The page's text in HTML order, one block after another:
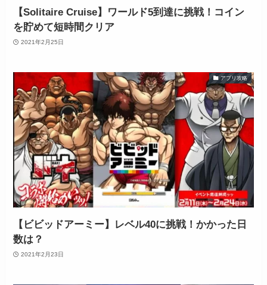
【Solitaire Cruise】ワールド5到達に挑戦！コイン
を貯めて短時間クリア
2021年2月25日
アプリ攻略
【ビビッドアーミー】レベル40に挑戦！かかった日
数は？
2021年2月23日